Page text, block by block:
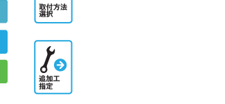
追加工指
定